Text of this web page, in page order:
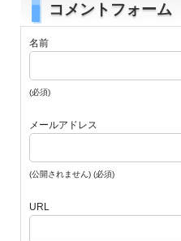
コメントフォーム
名前
(必須)
メールアドレス
(公開されません) (必須)
URL